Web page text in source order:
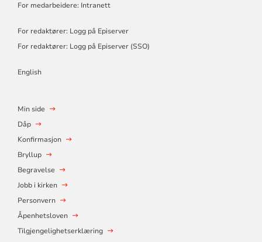
For medarbeidere: Intranett
For redaktører: Logg på Episerver
For redaktører: Logg på Episerver (SSO)
English
Min side
Dåp
Konfirmasjon
Bryllup
Begravelse
Jobb i kirken
Personvern
Åpenhetsloven
Tilgjengelighetserklæring